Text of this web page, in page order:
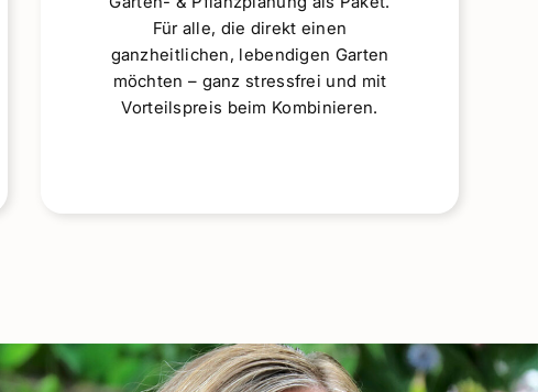
Beides zusammen
Garten- & Pflanzplanung als Paket.
Für alle, die direkt einen
ganzheitlichen, lebendigen Garten